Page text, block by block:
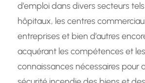
d’emploi dans divers secteurs
hôpitaux, les centres
entreprises et bien d’autres
acquérant les compétences et les
connaissances nécessaires pour